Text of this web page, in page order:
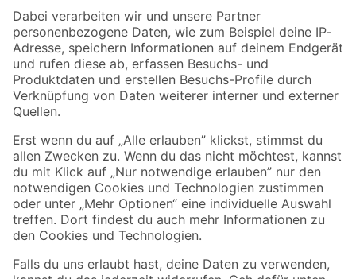
Zahlungsarten Versandarten
Sicher einkaufen
Jetzt die toom-App herunterladen